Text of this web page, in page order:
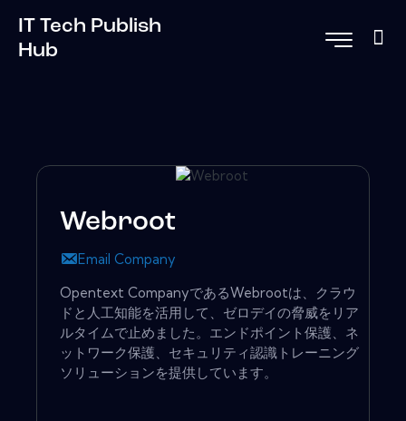
IT Tech Publish
Hub
Webroot
Email Company
Opentext CompanyであるWebrootは、クラウ
ドと人工知能を活用して、ゼロデイの脅威をリア
ルタイムで止めました。エンドポイント保護、ネ
ットワーク保護、セキュリティ認識トレーニング
ソリューションを提供しています。